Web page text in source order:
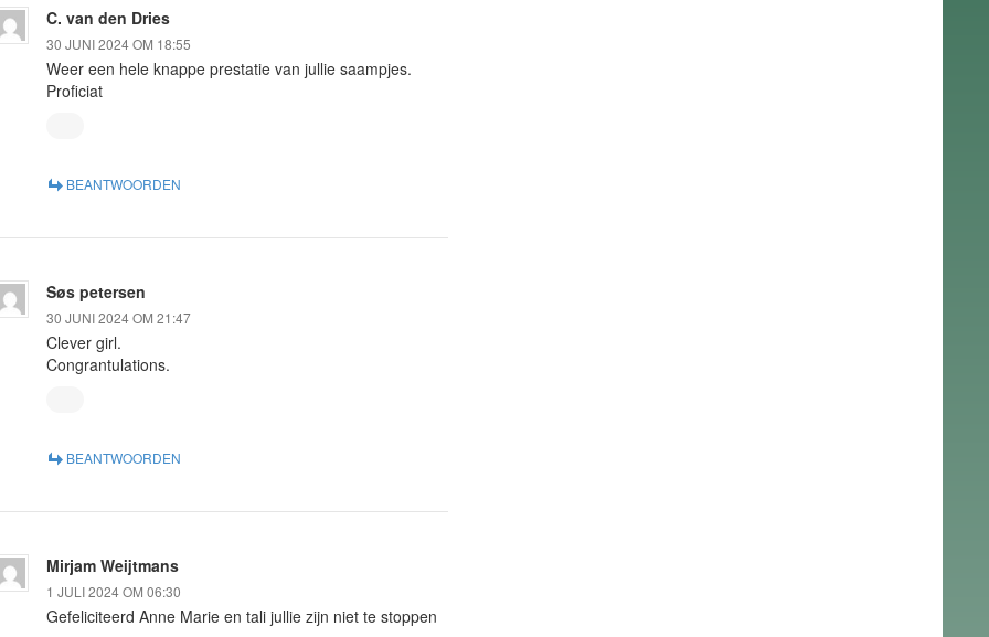
C. van den Dries
30 JUNI 2024 OM 18:55
Weer een hele knappe prestatie van jullie saampjes.
Proficiat
BEANTWOORDEN
Søs petersen
30 JUNI 2024 OM 21:47
Clever girl.
Congrantulations.
BEANTWOORDEN
Mirjam Weijtmans
1 JULI 2024 OM 06:30
Gefeliciteerd Anne Marie en tali jullie zijn niet te stoppen